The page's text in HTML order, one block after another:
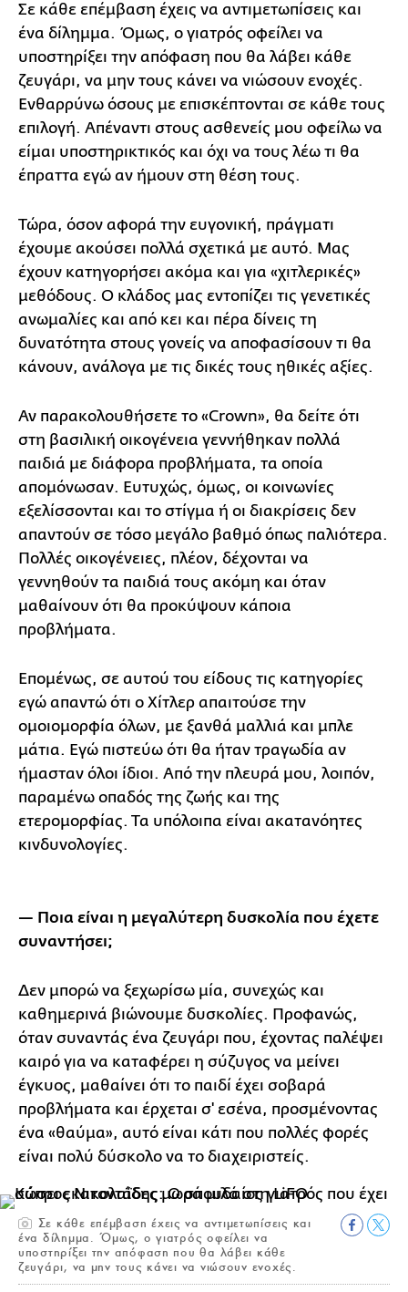
Σε κάθε επέμβαση έχεις να αντιμετωπίσεις και
ένα δίλημμα. Όμως, ο γιατρός οφείλει να
υποστηρίξει την απόφαση που θα λάβει κάθε
ζευγάρι, να μην τους κάνει να νιώσουν ενοχές.
Ενθαρρύνω όσους με επισκέπτονται σε κάθε τους
επιλογή. Απέναντι στους ασθενείς μου οφείλω να
είμαι υποστηρικτικός και όχι να τους λέω τι θα
έπραττα εγώ αν ήμουν στη θέση τους.
Τώρα, όσον αφορά την ευγονική, πράγματι
έχουμε ακούσει πολλά σχετικά με αυτό. Μας
έχουν κατηγορήσει ακόμα και για «χιτλερικές»
μεθόδους. Ο κλάδος μας εντοπίζει τις γενετικές
ανωμαλίες και από κει και πέρα δίνεις τη
δυνατότητα στους γονείς να αποφασίσουν τι θα
κάνουν, ανάλογα με τις δικές τους ηθικές αξίες.
Αν παρακολουθήσετε το «Crown», θα δείτε ότι
στη βασιλική οικογένεια γεννήθηκαν πολλά
παιδιά με διάφορα προβλήματα, τα οποία
απομόνωσαν. Ευτυχώς, όμως, οι κοινωνίες
εξελίσσονται και το στίγμα ή οι διακρίσεις δεν
απαντούν σε τόσο μεγάλο βαθμό όπως παλιότερα.
Πολλές οικογένειες, πλέον, δέχονται να
γεννηθούν τα παιδιά τους ακόμη και όταν
μαθαίνουν ότι θα προκύψουν κάποια
προβλήματα.
Επομένως, σε αυτού του είδους τις κατηγορίες
εγώ απαντώ ότι ο Χίτλερ απαιτούσε την
ομοιομορφία όλων, με ξανθά μαλλιά και μπλε
μάτια. Εγώ πιστεύω ότι θα ήταν τραγωδία αν
ήμασταν όλοι ίδιοι. Από την πλευρά μου, λοιπόν,
παραμένω οπαδός της ζωής και της
ετερομορφίας. Τα υπόλοιπα είναι ακατανόητες
κινδυνολογίες.
— Ποια είναι η μεγαλύτερη δυσκολία που έχετε
συναντήσει;
Δεν μπορώ να ξεχωρίσω μία, συνεχώς και
καθημερινά βιώνουμε δυσκολίες. Προφανώς,
όταν συναντάς ένα ζευγάρι που, έχοντας παλέψει
καιρό για να καταφέρει η σύζυγος να μείνει
έγκυος, μαθαίνει ότι το παιδί έχει σοβαρά
προβλήματα και έρχεται σ' εσένα, προσμένοντας
ένα «θαύμα», αυτό είναι κάτι που πολλές φορές
είναι πολύ δύσκολο να το διαχειριστείς.
Σε κάθε επέμβαση έχεις να αντιμετωπίσεις και
ένα δίλημμα. Όμως, ο γιατρός οφείλει να
υποστηρίξει την απόφαση που θα λάβει κάθε
ζευγάρι, να μην τους κάνει να νιώσουν ενοχές.